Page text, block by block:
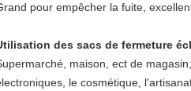
pour empêcher la fuite,
des sacs de fermeture
maison, ect de
le cosmétique,